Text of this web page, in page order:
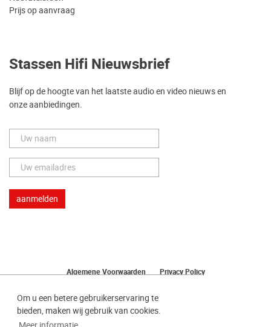
Om u een betere gebruikerservaring te
bieden, maken wij gebruik van cookies.
Prijs op aanvraag
Stassen Hifi Nieuwsbrief
Blijf op de hoogte van het laatste audio en video nieuws en
onze aanbiedingen.
Algemene Voorwaarden
Privacy Policy